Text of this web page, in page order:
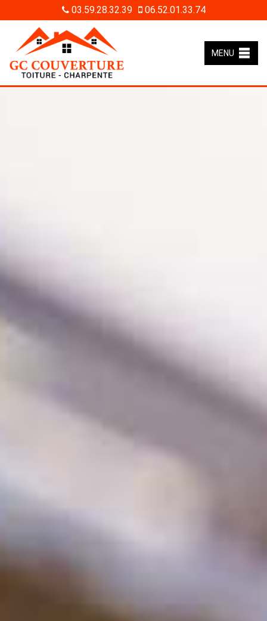
03.59.28.32.39 06.52.01.33.74
MENU